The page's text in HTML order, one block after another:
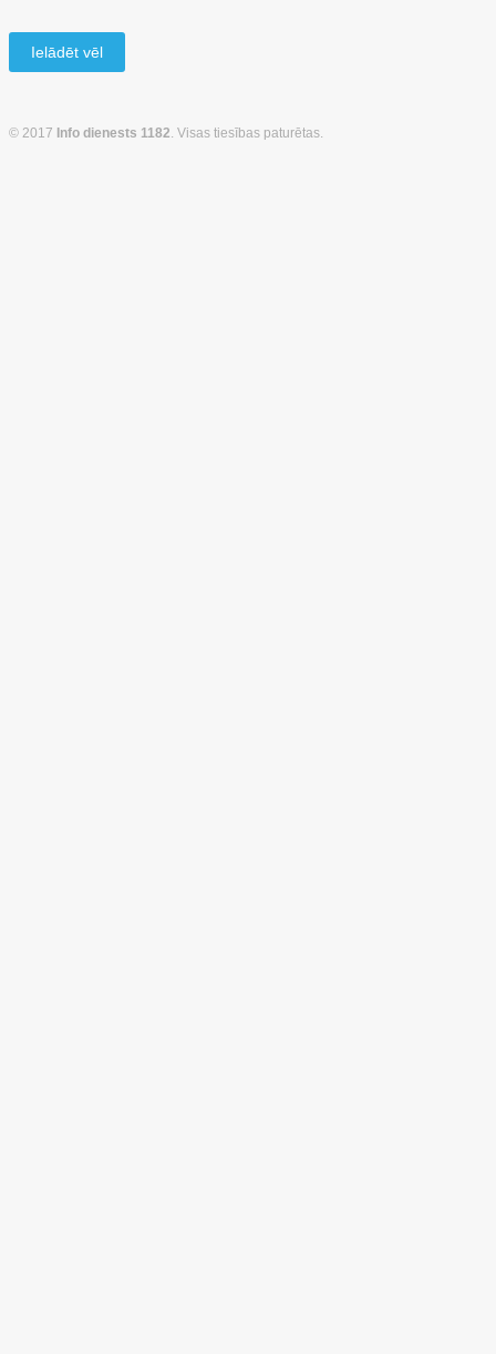
Ielādēt vēl
© 2017 Info dienests 1182 . Visas tiesības paturētas.